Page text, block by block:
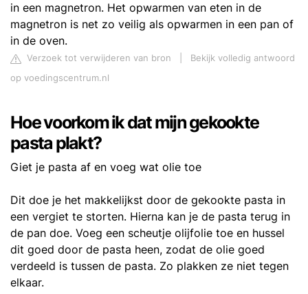
in een magnetron. Het opwarmen van eten in de
magnetron is net zo veilig als opwarmen in een pan of
in de oven.
Verzoek tot verwijderen van bron
Bekijk volledig antwoord
op voedingscentrum.nl
Hoe voorkom ik dat mijn gekookte
pasta plakt?
Giet je pasta af en voeg wat olie toe
Dit doe je het makkelijkst door de gekookte pasta in
een vergiet te storten. Hierna kan je de pasta terug in
de pan doe. Voeg een scheutje olijfolie toe en hussel
dit goed door de pasta heen, zodat de olie goed
verdeeld is tussen de pasta. Zo plakken ze niet tegen
elkaar.